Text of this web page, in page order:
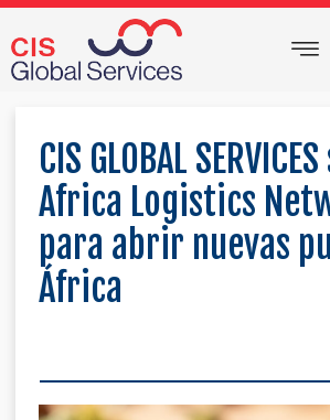
Ir
contenido
CIS GLOBAL
Africa Logistics
para abrir nuevas
África